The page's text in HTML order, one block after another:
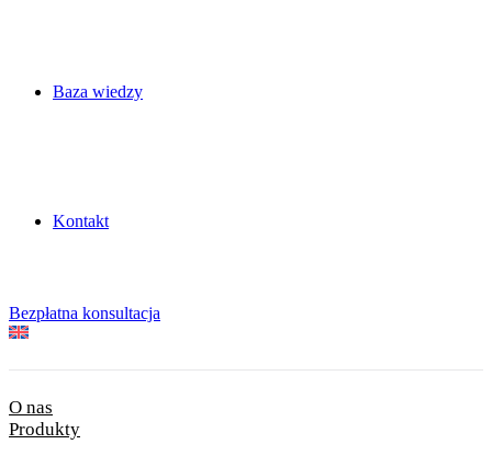
Baza wiedzy
Kontakt
Bezpłatna konsultacja
O nas
Produkty